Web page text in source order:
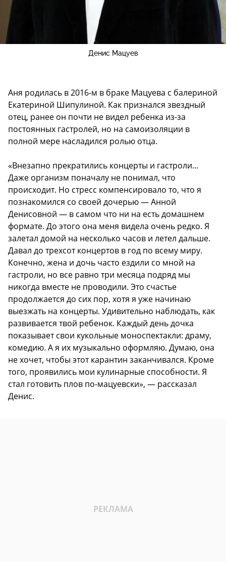
Денис Мацуев
Аня родилась в 2016-м в браке Мацуева с балериной
Екатериной Шипулиной. Как признался звездный
отец, ранее он почти не видел ребенка из-за
постоянных гастролей, но на самоизоляции в
полной мере насладился ролью отца.
«Внезапно прекратились концерты и гастроли...
Даже организм поначалу не понимал, что
происходит. Но стресс компенсировало то, что я
познакомился со своей дочерью — Анной
Денисовной — в самом что ни на есть домашнем
формате. До этого она меня видела очень редко. Я
залетал домой на несколько часов и летел дальше.
Давал до трехсот концертов в год по всему миру.
Конечно, жена и дочь часто ездили со мной на
гастроли, но все равно три месяца подряд мы
никогда вместе не проводили. Это счастье
продолжается до сих пор, хотя я уже начинаю
выезжать на концерты. Удивительно наблюдать, как
развивается твой ребенок. Каждый день дочка
показывает свои кукольные моноспектакли: драму,
комедию. А я их музыкально оформляю. Думаю, она
не хочет, чтобы этот карантин заканчивался. Кроме
того, проявились мои кулинарные способности. Я
стал готовить плов по-мацуевски», — рассказал
Денис.